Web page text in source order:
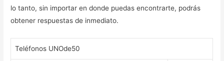
lo tanto, sin importar en donde puedas encontrarte, podrás
obtener respuestas de inmediato.
Teléfonos UNOde50